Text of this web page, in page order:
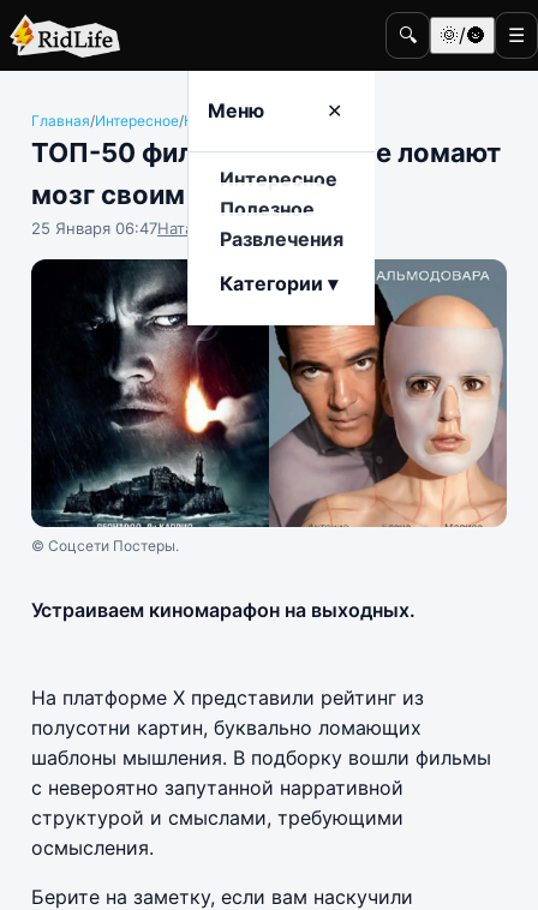
🔍 🌞/🌚 ☰
Меню ✕
Интересное
Полезное
Развлечения
Категории ▾
Главная/Интересное/Кино и телевидение
ТОП-50 фильмов, которые ломают
мозг своим сюжетом
25 Января 06:47Наталья Герасимова
© Соцсети Постеры.
Устраиваем киномарафон на выходных.
На платформе Х представили рейтинг из
полусотни картин, буквально ломающих
шаблоны мышления. В подборку вошли фильмы
с невероятно запутанной нарративной
структурой и смыслами, требующими
осмысления.
Берите на заметку, если вам наскучили